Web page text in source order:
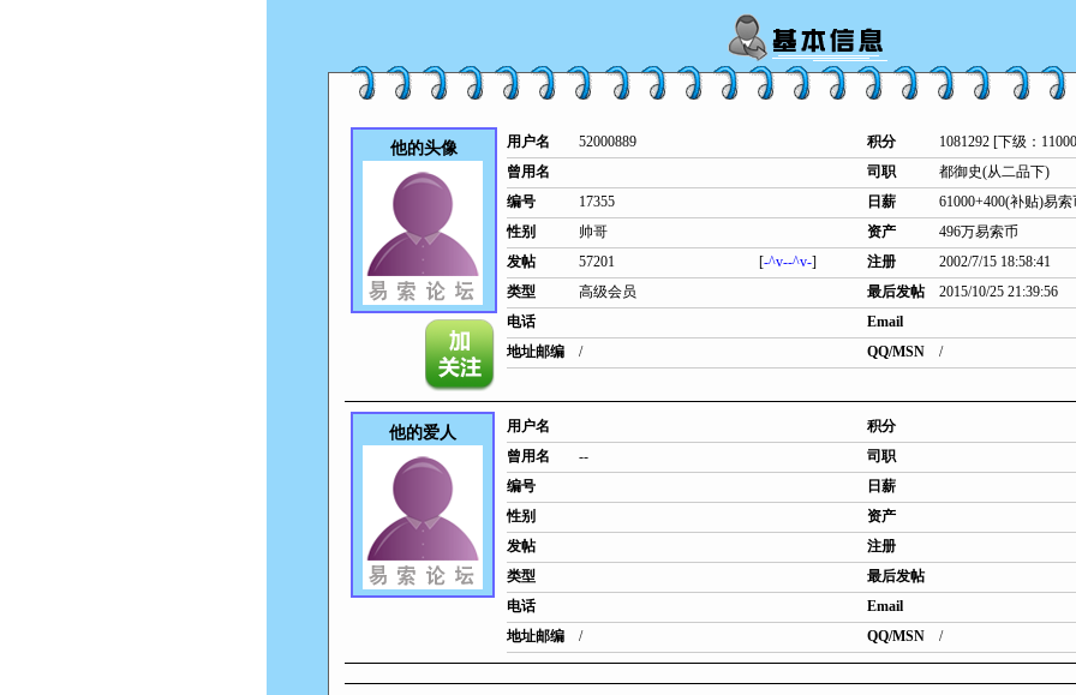
他的头像 用户名 52000889 积分 1081292 [下级：
曾用名
司职 都御史(从二品下)
编号
17355 日薪 61000+400(补贴)易索
性别
帅哥 资产 496万易索币
发帖
57201 [-^v--^v-] 注册
2002/7/15 18:58:41
类型
高级会员 最后发帖
2015/10/25 21:39:56
电话
Email
地址邮编
/ QQ/MSN /
他的爱人 用户名
积分
曾用名
-- 司职
编号
日薪
性别
资产
发帖
注册
类型
最后发帖
电话
Email
地址邮编
/ QQ/MSN /